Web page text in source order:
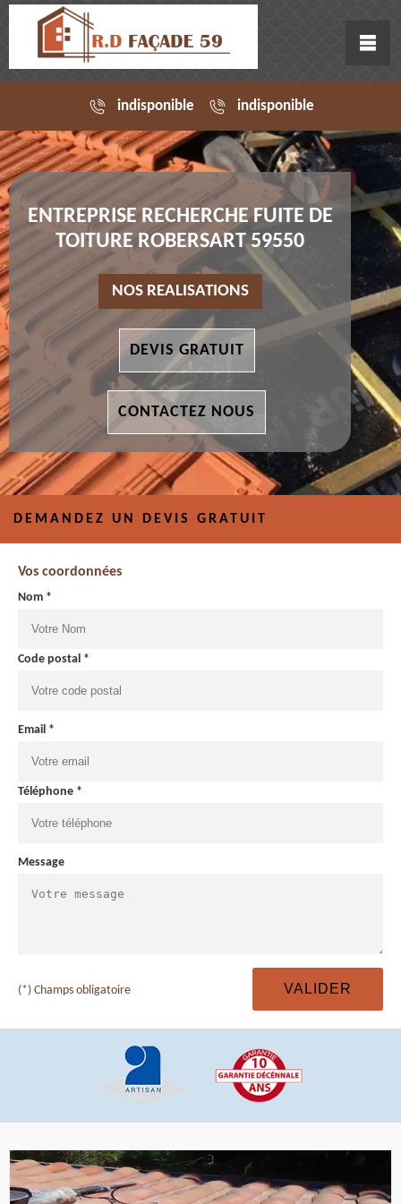
indisponible indisponible
ENTREPRISE RECHERCHE FUITE DE
TOITURE ROBERSART 59550
NOS REALISATIONS
DEVIS GRATUIT
CONTACTEZ NOUS
DEMANDEZ UN DEVIS GRATUIT
Vos coordonnées
Nom *
Code postal *
Email *
Téléphone *
Message
(*) Champs obligatoire